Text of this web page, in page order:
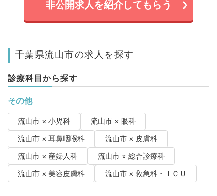
非公開求人を紹介してもらう
千葉県流山市の求人を探す
診療科目から探す
その他
流山市 × 小児科
流山市 × 眼科
流山市 × 耳鼻咽喉科
流山市 × 皮膚科
流山市 × 産婦人科
流山市 × 総合診療科
流山市 × 美容皮膚科
流山市 × 救急科・ＩＣＵ